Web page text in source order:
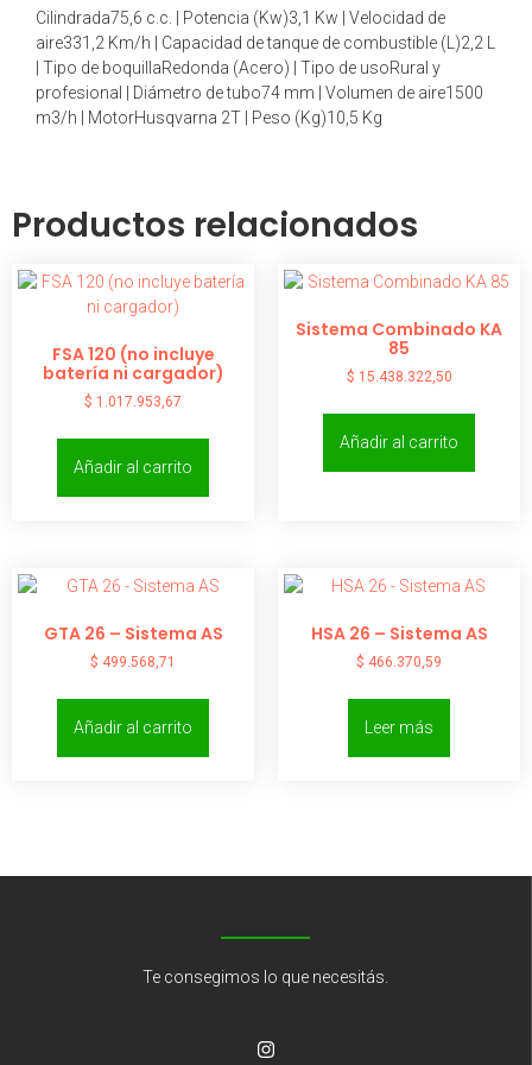
Cilindrada75,6 c.c. | Potencia (Kw)3,1 Kw | Velocidad de
aire331,2 Km/h | Capacidad de tanque de combustible (L)2,2 L
| Tipo de boquillaRedonda (Acero) | Tipo de usoRural y
profesional | Diámetro de tubo74 mm | Volumen de aire1500
m3/h | MotorHusqvarna 2T | Peso (Kg)10,5 Kg
Productos relacionados
FSA 120 (no incluye
batería ni cargador)
$ 1.017.953,67
Añadir al carrito
Sistema Combinado KA
85
$ 15.438.322,50
Añadir al carrito
GTA 26 – Sistema AS
$ 499.568,71
Añadir al carrito
HSA 26 – Sistema AS
$ 466.370,59
Leer más
Te consegimos lo que necesitás.